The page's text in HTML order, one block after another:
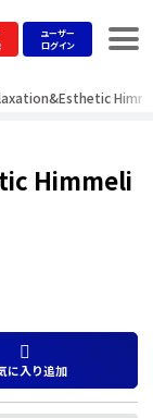
ユーザー
ログイン
Himmeli
に入り追加